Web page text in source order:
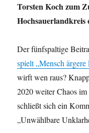
Torsten Koch zum
Hochsauerlandkreis
Der fünfspaltige
spielt „Mensch
wirft wen raus?
2020 weiter Chaos
schließt sich ein
„Unwählbare